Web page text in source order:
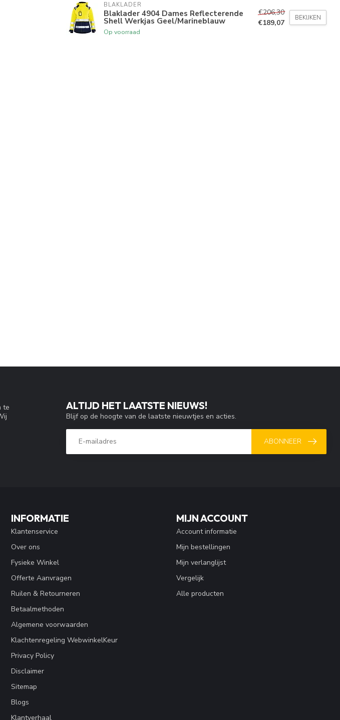
BLAKLADER
Blaklader 4904 Dames Reflecterende
Shell Werkjas Geel/Marineblauw
Op voorraad
€206,30
€189,07
BEKIJKEN
te
ALTIJD HET LAATSTE NIEUWS!
Blijf op de hoogte van de laatste nieuwtjes en acties.
ABONNEER
INFORMATIE
Klantenservice
Over ons
Fysieke Winkel
Offerte Aanvragen
Ruilen & Retourneren
Betaalmethoden
Algemene voorwaarden
Klachtenregeling WebwinkelKeur
Privacy Policy
Disclaimer
Sitemap
Blogs
Klantverhaal
MIJN ACCOUNT
Account informatie
Mijn bestellingen
Mijn verlanglijst
Vergelijk
Alle producten